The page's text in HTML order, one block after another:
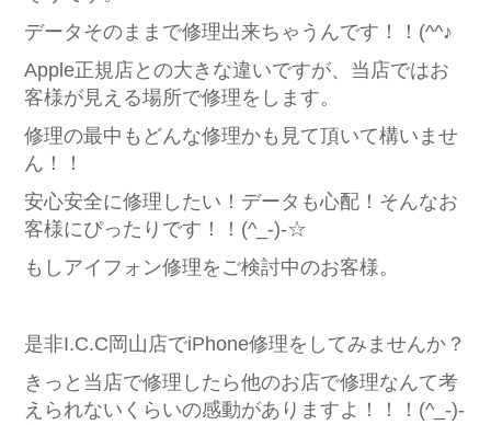
データそのままで修理出来ちゃうんです！！(^^♪
Apple正規店との大きな違いですが、当店ではお
客様が見える場所で修理をします。
修理の最中もどんな修理かも見て頂いて構いませ
ん！！
安心安全に修理したい！データも心配！そんなお
客様にぴったりです！！(^_-)-☆
もしアイフォン修理をご検討中のお客様。
是非I.C.C岡山店でiPhone修理をしてみませんか？
きっと当店で修理したら他のお店で修理なんて考
えられないくらいの感動がありますよ！！！(^_-)-